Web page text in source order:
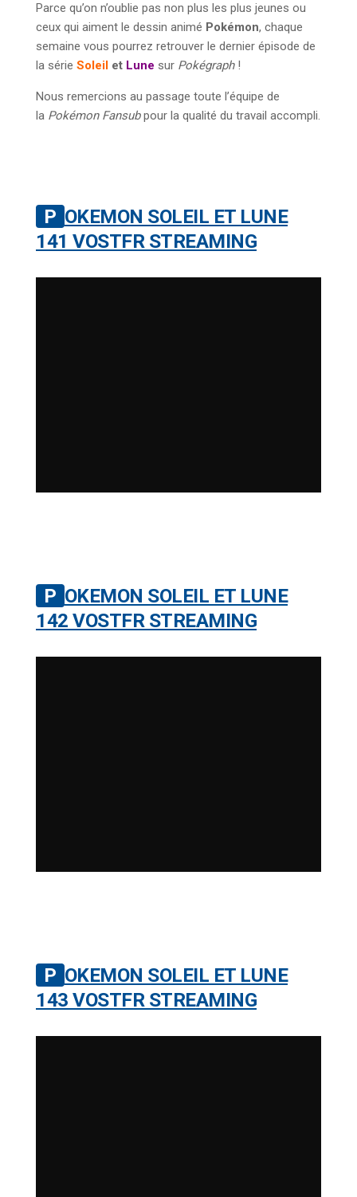
Parce qu’on n’oublie pas non plus les plus jeunes ou
ceux qui aiment le dessin animé Pokémon, chaque
semaine vous pourrez retrouver le dernier épisode de
la série Soleil et Lune sur Pokégraph!
Nous remercions au passage toute l’équipe de
la Pokémon Fansubpour la qualité du travail accompli.
POKEMON SOLEIL ET LUNE
141 VOSTFR STREAMING
POKEMON SOLEIL ET LUNE
142 VOSTFR STREAMING
POKEMON SOLEIL ET LUNE
143 VOSTFR STREAMING